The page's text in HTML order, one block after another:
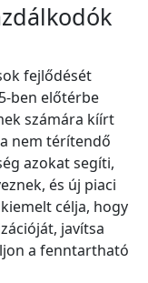
fejlődését
ben előtérbe
számára kíírt
nem térítendő
azokat segíti,
és új piaci
célja, hogy
javítsa
a fenntartható